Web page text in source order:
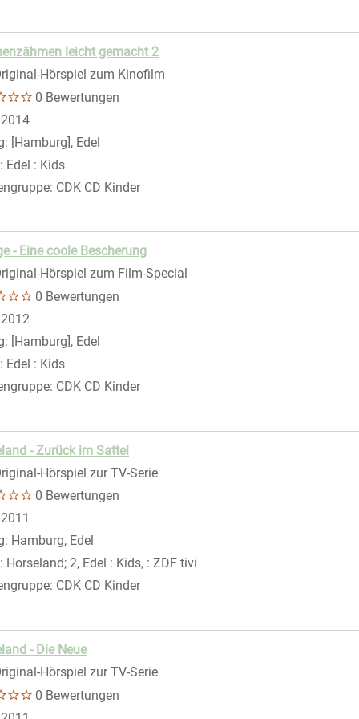
leicht gemacht 2
Hörspiel zum Kinofilm
0 Bewertungen
nach diesem Verfasser
2014
[Hamburg], Edel
Edel : Kids
CDK CD Kinder
- Eine coole Bescherung
Hörspiel zum Film-Special
0 Bewertungen
nach diesem Verfasser
2012
[Hamburg], Edel
Edel : Kids
CDK CD Kinder
- Zurück im Sattel
Hörspiel zur TV-Serie
0 Bewertungen
nach diesem Verfasser
2011
Hamburg, Edel
Horseland; 2, Edel : Kids, : ZDF tivi
CDK CD Kinder
- Die Neue
Hörspiel zur TV-Serie
0 Bewertungen